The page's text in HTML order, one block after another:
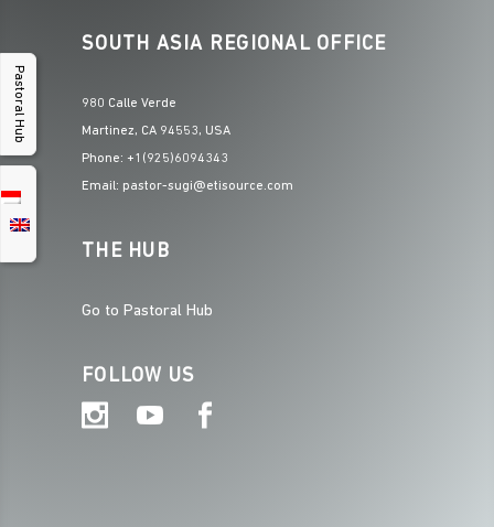
Pastoral Hub
SOUTH ASIA REGIONAL OFFICE
980 Calle Verde
Martinez, CA 94553, USA
Phone: +1(925)6094343
Email: pastor-sugi@etisource.com
THE HUB
Go to Pastoral Hub
FOLLOW US